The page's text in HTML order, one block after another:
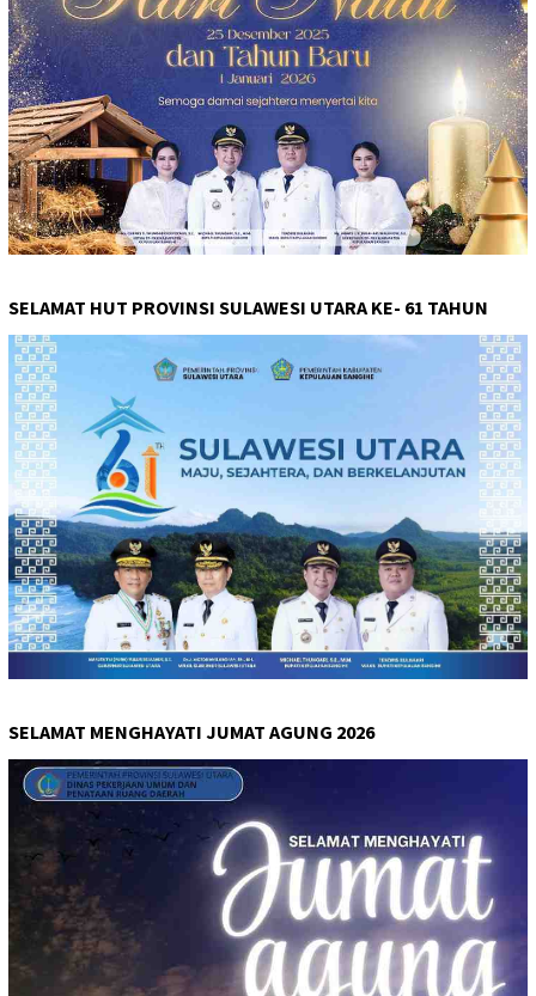
SELAMAT HUT PROVINSI SULAWESI UTARA KE- 61 TAHUN
SELAMAT MENGHAYATI JUMAT AGUNG 2026